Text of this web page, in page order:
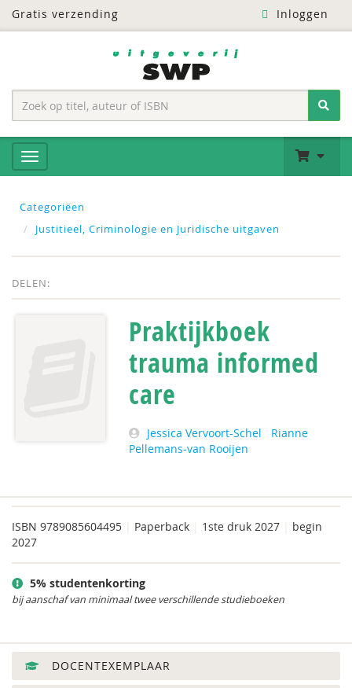
Gratis verzending Inloggen
Categoriëen
Justitieel, Criminologie en Juridische uitgaven
DELEN:
Praktijkboek
trauma informed
care
Jessica Vervoort-Schel
Rianne
Pellemans-van Rooijen
ISBN 9789085604495 Paperback 1ste druk 2027
begin
2027
5% studentenkorting
bij aanschaf van minimaal twee verschillende studieboeken
DOCENTEXEMPLAAR